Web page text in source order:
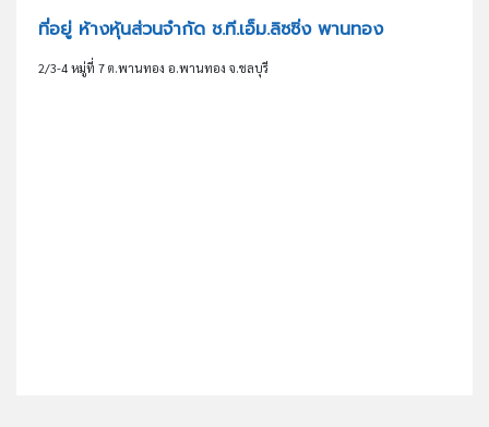
ที่อยู่ ห้างหุ้นส่วนจำกัด ช.ที.เอ็ม.ลิซซิ่ง พานทอง
2/3-4 หมู่ที่ 7 ต.พานทอง อ.พานทอง จ.ชลบุรี